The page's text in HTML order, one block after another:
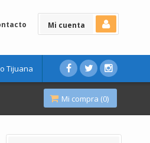
Mi cuenta
Tijuana
Mi compra (0)